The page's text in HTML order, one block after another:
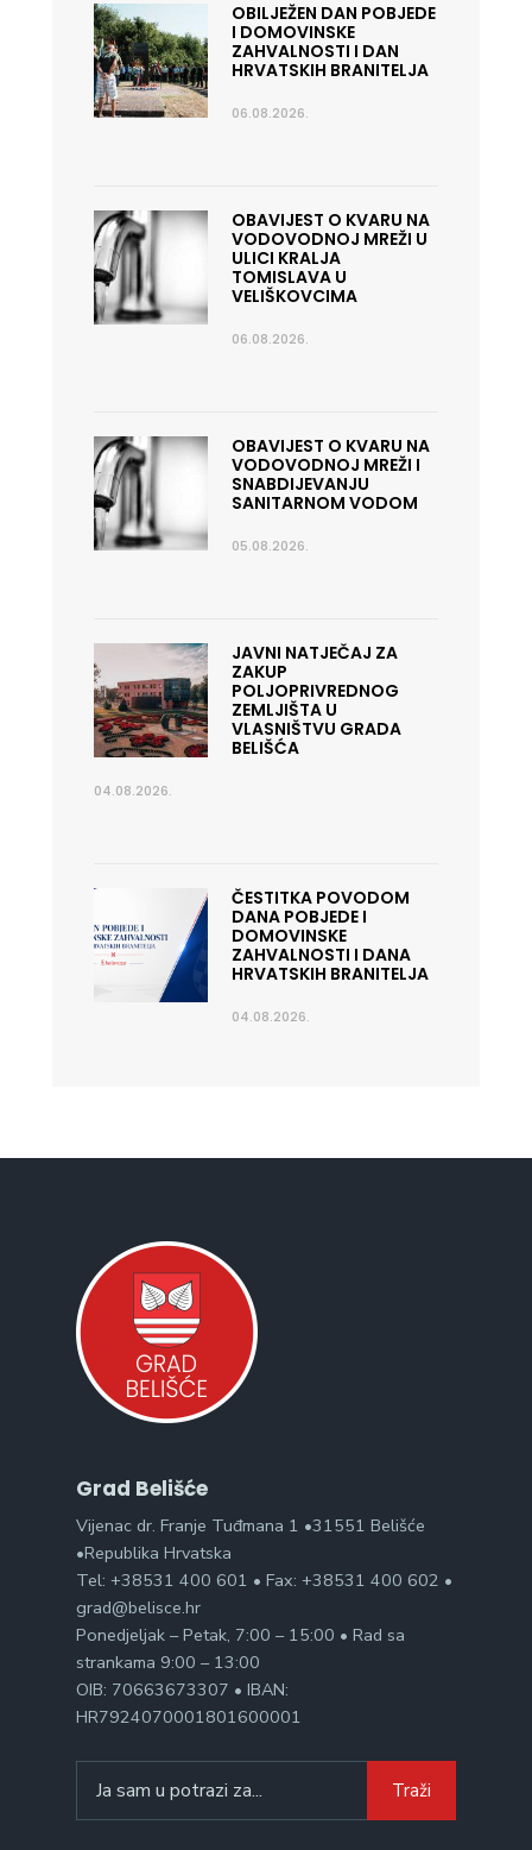
OBILJEŽEN DAN POBJEDE
I DOMOVINSKE
ZAHVALNOSTI I DAN
HRVATSKIH BRANITELJA
06.08.2026.
OBAVIJEST O KVARU NA
VODOVODNOJ MREŽI U
ULICI KRALJA
TOMISLAVA U
VELIŠKOVCIMA
06.08.2026.
OBAVIJEST O KVARU NA
VODOVODNOJ MREŽI I
SNABDIJEVANJU
SANITARNOM VODOM
05.08.2026.
JAVNI NATJEČAJ ZA
ZAKUP
POLJOPRIVREDNOG
ZEMLJIŠTA U
VLASNIŠTVU GRADA
BELIŠĆA
04.08.2026.
ČESTITKA POVODOM
DANA POBJEDE I
DOMOVINSKE
ZAHVALNOSTI I DANA
HRVATSKIH BRANITELJA
04.08.2026.
Grad Belišće
Vijenac dr. Franje Tuđmana 1 •31551 Belišće
•Republika Hrvatska
Tel: +38531 400 601 • Fax: +38531 400 602 •
grad@belisce.hr
Ponedjeljak – Petak, 7:00 – 15:00 • Rad sa
strankama 9:00 – 13:00
OIB: 70663673307 • IBAN:
HR7924070001801600001
for:
Traži